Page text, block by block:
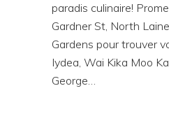
paradis culinaire!
Gardner St, North
Gardens pour trouver
Iydea, Wai Kika Moo
George…